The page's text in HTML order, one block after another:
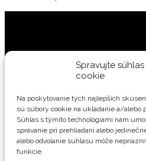
Spravujte
cookie
Na poskytovanie tých najlepších
sú súbory cookie na ukladanie a/alebo
Súhlas s týmito technológiami nám
správanie pri prehliadaní alebo
alebo odvolanie súhlasu môže
funkcie.
Certifikáty
Etický kódex
Politiky
Všeobecné zásady